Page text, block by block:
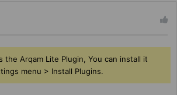
the Arqam Lite Plugin, You can install it
menu > Install Plugins.